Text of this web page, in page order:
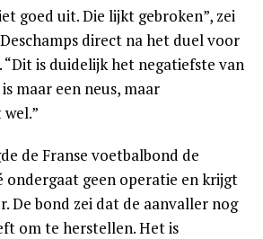
goed uit. Die lijkt gebroken”, zei
direct na het duel voor
. “Dit is duidelijk het negatiefste van
maar een neus, maar
de Franse voetbalbond de
ondergaat geen operatie en krijgt
De bond zei dat de aanvaller nog
om te herstellen. Het is